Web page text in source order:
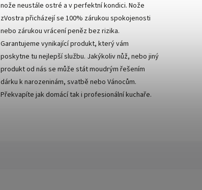
nože neustále ostré a v perfektní kondici. Nože
zVostra přicházejí se 100% zárukou spokojenosti
nebo zárukou vrácení peněz bez rizika.
Garantujeme vynikající produkt, který vám
poskytne tu nejlepší službu. Jakýkoliv nůž, nebo jiný
produkt od nás se může stát moudrým řešením
dárku k narozeninám, svatbě nebo Vánocům.
Překvapíte jak domácí tak i profesionální kuchaře.